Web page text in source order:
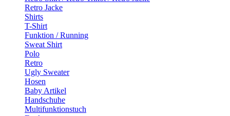
Retro Jacke
Shirts
T-Shirt
Funktion / Running
Sweat Shirt
Polo
Retro
Ugly Sweater
Hosen
Baby Artikel
Handschuhe
Multifunktionstuch